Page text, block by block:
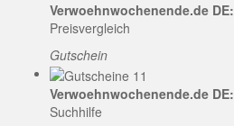
Verwoehnwochenende.de DE:
Preisvergleich
Gutschein
Verwoehnwochenende.de DE:
Suchhilfe